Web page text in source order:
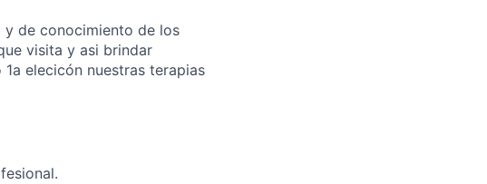
y de conocimiento de los
visita y asi brindar
elecicón nuestras terapias